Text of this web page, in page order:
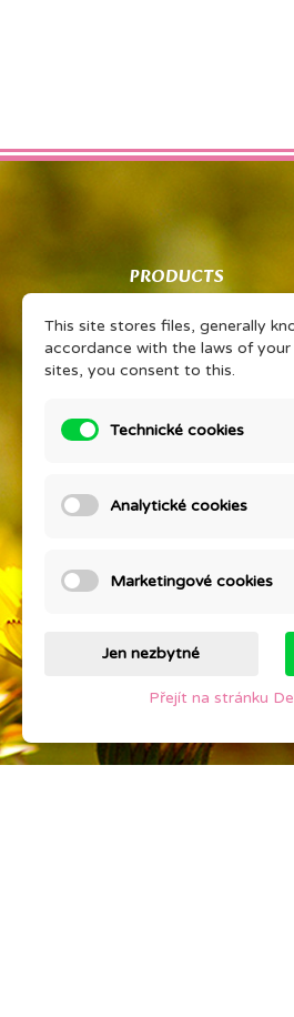
PRODUCTS
Co znamená PSP?
Vaše sdílené
slevu na oblíbený
Prohlášením o KP
New products
This site stores files, generally
accordance with the laws of your
sites, you consent to this.
Technické cookies
Analytické cookies
Marketingové cookies
Jen nezbytné
Přejít na stránku